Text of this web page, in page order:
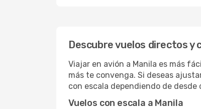
Descubre vuelos directos y
Viajar en avión a Manila es más
más te convenga. Si deseas
con escala dependiendo de
Vuelos con escala a Manila